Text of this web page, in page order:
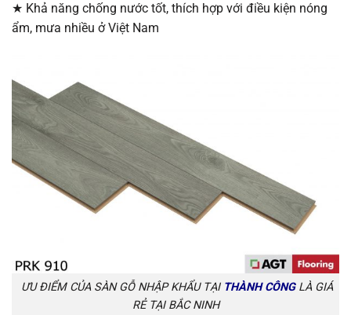
★ Khả năng chống nước tốt, thích hợp với điều kiện nóng
ẩm, mưa nhiều ở Việt Nam
ƯU ĐIỂM CỦA SÀN GỖ NHẬP KHẨU TẠI THÀNH CÔNG LÀ GIÁ
RẺ TẠI BẮC NINH